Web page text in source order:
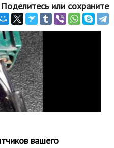
Поделитесь или сохраните
вашего